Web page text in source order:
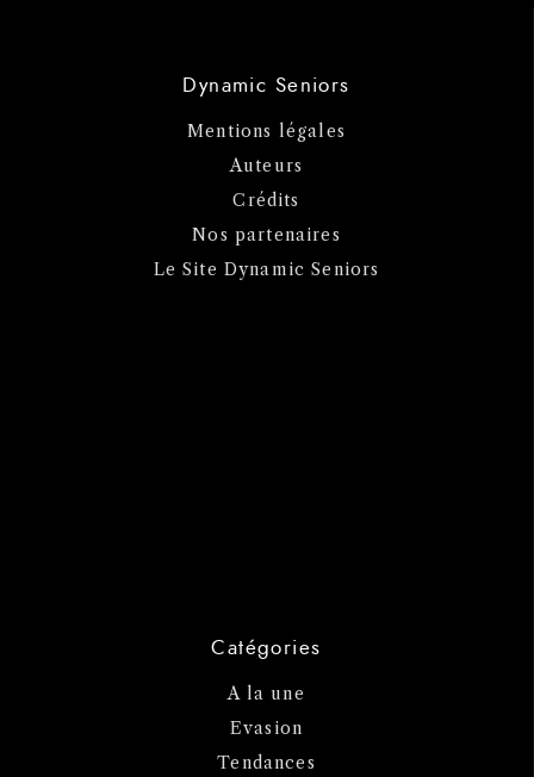
Dynamic Seniors
Mentions légales
Auteurs
Crédits
Nos partenaires
Le Site Dynamic Seniors
Catégories
A la une
Evasion
Tendances